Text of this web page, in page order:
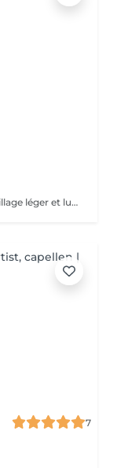
Make-up Glow Effet Naturel (Jour) Un maquillage léger et lumineux qui sublime votre beauté naturelle. Idéal pour la journée, rendez-vous professionnels ou shootings naturels. Teint unifié, regard réveillé, sans surcharge. Frais, discret et élégant. Make-up Glamour Événements & Soirées Un maquillage sophistiqué avec une tenue renforcée, parfait pour fêtes, mariages ou séances photo. Association d'un teint parfait, d'un regard travaillé et de corrections subtiles pour un effet wow qui reste naturel. Élégance, intensité et mise en valeur. Make-up Luxe Haute Définition & Longue Durée Un maquillage professionnel avec préparation complète de la peau, correction des volumes, camouflage des imperfections et mise en lumière des traits. Tenue extrême, idéal pour caméras HD, mariée, ou occasions exigeantes. Finition impeccable, résultat haut de gamme.
7